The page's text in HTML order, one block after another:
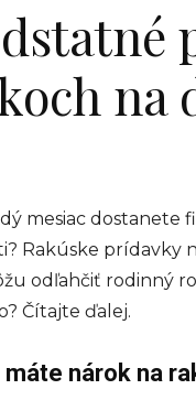
na
mesiac
Rakúske prídavky
odľahčiť rodinný
Čítajte ďalej.
nárok na